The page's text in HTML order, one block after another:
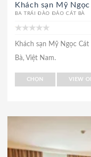
Khách sạn Mỹ
BA TRÁI ĐÀO ĐẢO CÁT BÀ
Khách sạn Mỹ Ngọc
Bà, Việt Nam.
CHỌN VIEW